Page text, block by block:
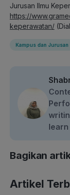
Jurusan Ilmu
https://
keperawatan/
Kampus dan Jurusan
learn
Bagikan
Artikel